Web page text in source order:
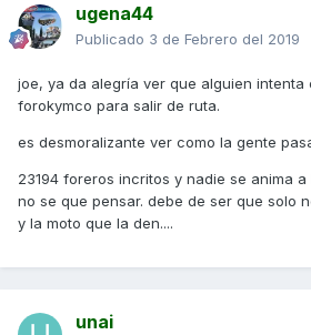
ugena44
Publicado 3 de Febrero del 2019
joe, ya da alegría ver que alguien intenta
forokymco para salir de ruta.
es desmoralizante ver como la gente
23194 foreros incritos y nadie se anima
no se que pensar. debe de ser que solo
y la moto que la den....
unai